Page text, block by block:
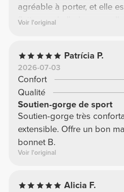
agréable à porter, et elle
flatteuse. Je l'adore car
la rachèterais sans hésiter.
Voir l'original
Patrícia P.
2026-07-03
Confort
Qualité
Soutien-gorge de sport
Soutien-gorge très
extensible. Offre un bon
bonnet B.
Voir l'original
Alicia F.